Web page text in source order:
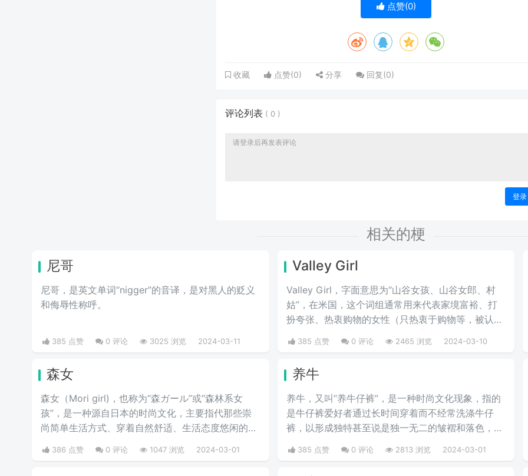
点赞(0)
收藏 点赞(0) 分享 回复(0)
评论列表 ( 0 )
登录
相关的梗
尼哥
尼哥，是英文单词“nigger”的音译，是对黑人的贬义
和侮辱性称呼。
385 点赞 0 评论 3025 浏览 2024-03-11
Valley Girl
Valley Girl，字面意思为“山谷女孩、山谷女郎、村
姑”，在米国，这个词组通常用来代表家境富裕、打
扮夸张、热衷购物的女性（只热衷于购物等，被认为
是加利福尼亚州圣费尔南多谷地富家女的典型）。或
者说得难听点，就是形容波大无脑又拜金虚荣的金发
打扮夸张及喜欢购物的金发姑娘。
385 点赞 0 评论 2465 浏览 2024-03-10
森女
森女（Mori girl)，也称为“森ガール”或“森林系女
孩”，是一种源自日本的时尚文化，主要指代那些崇
尚简单生活方式、穿着自然舒适、生活态度悠闲的年
386 点赞 0 评论 1047 浏览 2024-03-01
养牛
养牛，又叫“养牛仔裤”，是一种时尚文化现象，指的
是牛仔裤爱好者通过长时间穿着而不经常洗涤牛仔
裤，以形成独特甚至说是独一无二的皱褶和落色，从
而打造出一条具有个人特色的牛仔裤。首先我们要选
择一条原色的牛仔裤，是没有经过洗水处理的，也就
385 点赞 0 评论 2813 浏览 2024-03-01